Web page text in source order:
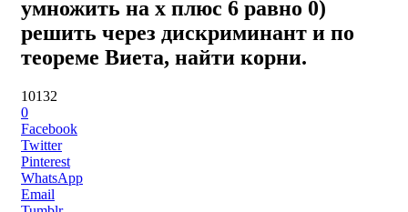
умножить на x плюс 6 равно 0)
решить через дискриминант и по
теореме Виета, найти корни.
10132
0
Facebook
Twitter
Pinterest
WhatsApp
Email